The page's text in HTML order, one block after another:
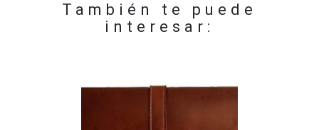
También te puede
interesar: